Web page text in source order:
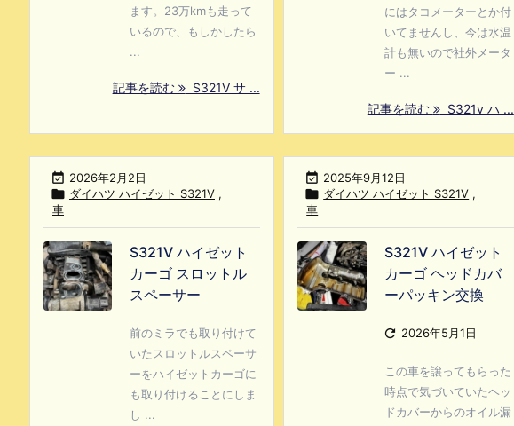
ます。23万kmも走って
いるので、もしかしたら
...
記事を読む S321V サ ...
にはタコメーターとか付
いてませんし、今は水温
計も無いので社外メータ
ー ...
記事を読む S321v ハ ...
 2026年2月2日
 ダイハツ ハイゼット S321V ,
車
S321V ハイゼット
カーゴ スロットル
スペーサー
前のミラでも取り付けて
いたスロットルスペーサ
ーをハイゼットカーゴに
も取り付けることにしま
し ...
 2025年9月12日
 ダイハツ ハイゼット S321V ,
車
S321V ハイゼット
カーゴ ヘッドカバ
ーパッキン交換
 2026年5月1日
この車を譲ってもらった
時点で気づいていたヘッ
ドカバーからのオイル漏